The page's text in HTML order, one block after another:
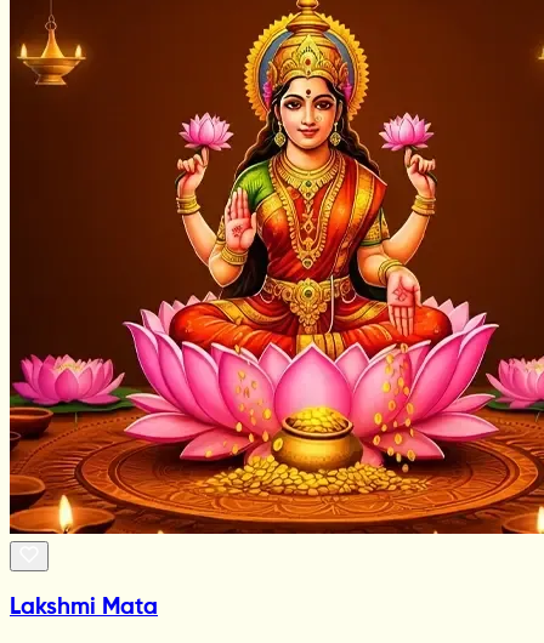
Lakshmi Mata